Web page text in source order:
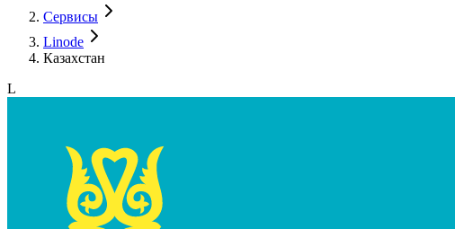
Сервисы
Linode
Казахстан
L